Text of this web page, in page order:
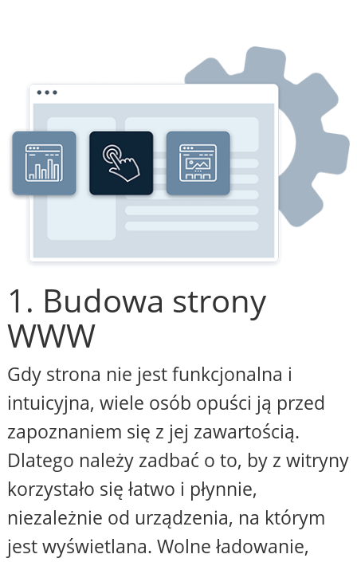
1. Budowa strony
WWW
Gdy strona nie jest funkcjonalna i
intuicyjna, wiele osób opuści ją przed
zapoznaniem się z jej zawartością.
Dlatego należy zadbać o to, by z witryny
korzystało się łatwo i płynnie,
niezależnie od urządzenia, na którym
jest wyświetlana. Wolne ładowanie,